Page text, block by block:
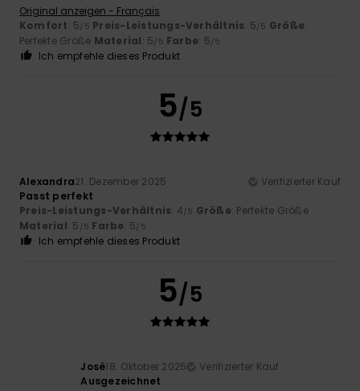
Original anzeigen - Français
Komfort: 5/5 Preis-Leistungs-Verhältnis: 5/5 Größe:
Perfekte Größe Material: 5/5 Farbe: 5/5
Ich empfehle dieses Produkt
5/5
Alexandra21. Dezember 2025
Verifizierter Kauf
Passt perfekt
Preis-Leistungs-Verhältnis: 4/5 Größe: Perfekte Größe
Material: 5 /5 Farbe: 5/5
Ich empfehle dieses Produkt
5/5
José18. Oktober 2025
Verifizierter Kauf
Ausgezeichnet